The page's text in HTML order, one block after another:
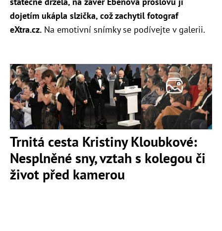
dojetím ukápla slzička, což zachytil fotograf
eXtra.cz. Na emotivní snímky se podívejte v galerii.
Trnitá cesta Kristiny Kloubkové:
Nesplněné sny, vztah s kolegou či
život před kamerou